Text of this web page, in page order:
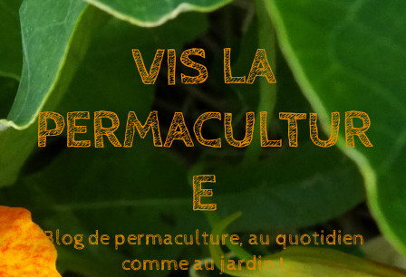
VIS LA
PERMACULTUR
E
Blog de permaculture, au quotidien
comme au jardin !